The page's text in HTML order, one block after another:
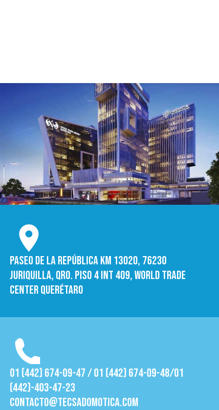
Paseo de la República Km 13020, 76230
Juriquilla, Qro. Piso 4 int 409, World trade
Center Querétaro
01 (442) 674-09-47 / 01 (442) 674-09-48/01
(442)-403-47-23
contacto@tecsadomotica.com